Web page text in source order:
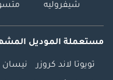
شيفروليه
مستعملة الموديل
تويوتا لاند كروزر نيسان